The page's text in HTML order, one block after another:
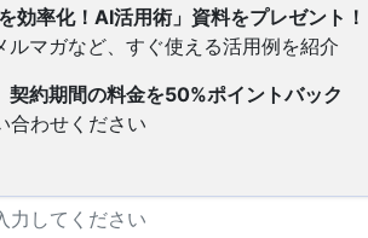
効率化！AI活用術」資料をプレゼント！
ルマガなど、すぐ使える活用例を紹介
契約期間の料金を50%ポイントバック
合わせください